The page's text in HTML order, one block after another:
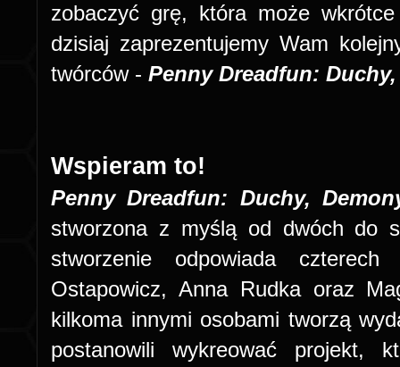
zobaczyć grę, która może
dzisiaj zaprezentujemy Wam
twórców - Penny Dreadfun:
Wspieram to!
Penny Dreadfun: Duchy,
stworzona z myślą od dwóch do
stworzenie odpowiada
Ostapowicz, Anna Rudka oraz
kilkoma innymi osobami tworzą
postanowili wykreować projekt,